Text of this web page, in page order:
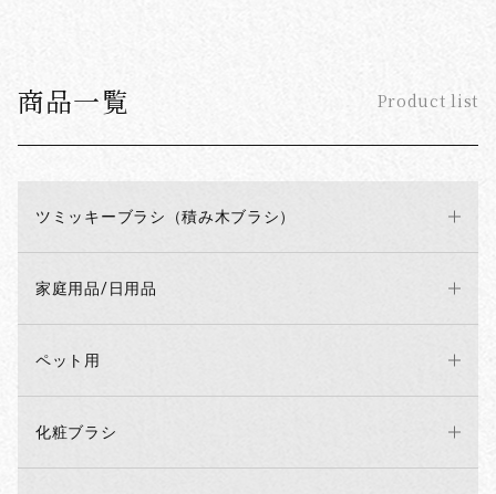
商品一覧 Product list
ツミッキーブラシ（積み木ブラシ）
家庭用品/日用品
ペット用
化粧ブラシ